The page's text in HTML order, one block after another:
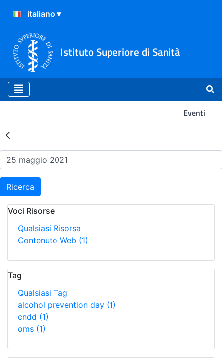
Istituto Superiore di Sanità
Eventi
Risultati della Ricerca -
Ricerca
Voci Risorse
Qualsiasi Risorsa
Contenuto Web (1)
Tag
Qualsiasi Tag
alcohol prevention day (1)
cndd (1)
oms (1)